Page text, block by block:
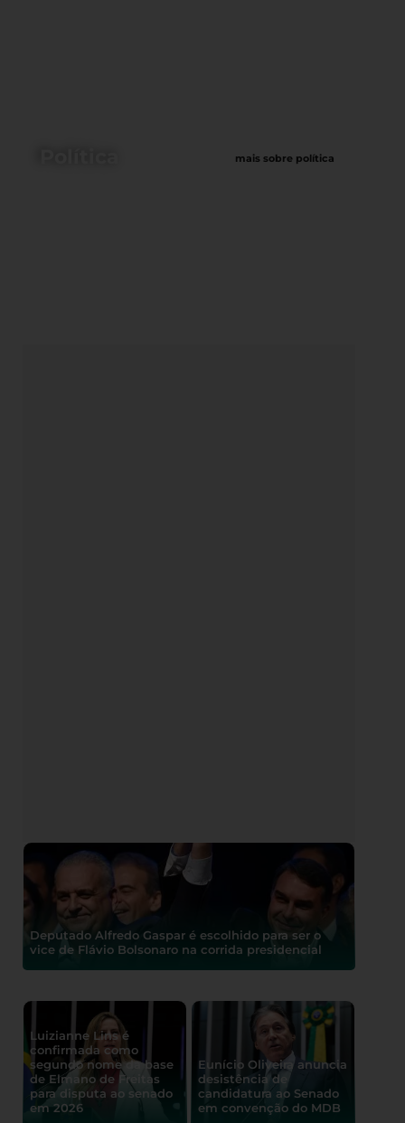
mais sobre política
Deputado Alfredo Gaspar é escolhido para ser o
vice de Flávio Bolsonaro na corrida presidencial
Luizianne Lins é
confirmada como
segundo nome da base
de Elmano de Freitas
para disputa ao senado
em 2026
Eunício Oliveira anuncia
desistência de
candidatura ao Senado
em convenção do MDB